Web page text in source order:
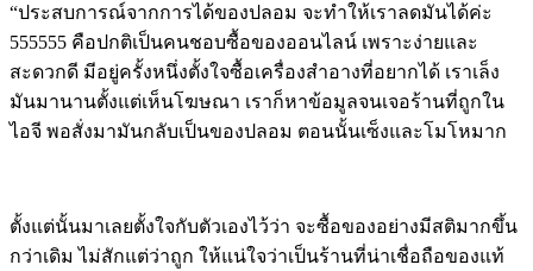
“ประสบการณ์จากการได้ของปลอม จะทำให้เราลดมันได้ค่ะ
555555 คือปกติเป็นคนชอบซื้อของออนไลน์ เพราะง่ายและ
สะดวกดี มีอยู่ครั้งหนึ่งตั้งใจซื้อเครื่องสำอางที่อยากได้ เราเล็ง
มันมานานตั้งแต่เห็นโฆษณา เราก็หาข้อมูลจนเจอร้านที่ถูกใน
ไอจี พอสั่งมามันกลับเป็นของปลอม ตอนนั้นเซ็งและโมโหมาก
ตั้งแต่นั้นมาเลยตั้งใจกับตัวเองไว้ว่า จะซื้อของอย่างมีสติมากขึ้น
กว่าเดิม ไม่สักแต่ว่าถูก ให้แน่ใจว่าเป็นร้านที่น่าเชื่อถือของแท้